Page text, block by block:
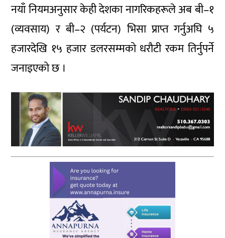
नयाँ नियमअनुसार केही देशका नागरिकहरूले अब बी–१
(व्यवसाय) र बी–२ (पर्यटन) भिसा प्राप्त गर्नुअघि ५
हजारदेखि १५ हजार डलरसम्मको धरौटी रकम तिर्नुपर्ने
जनाइएको छ ।